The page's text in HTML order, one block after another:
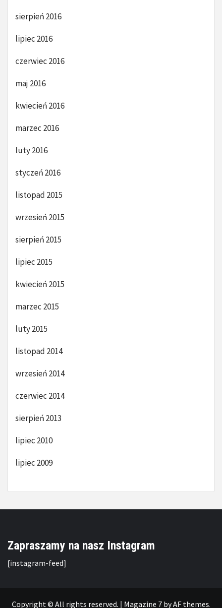
sierpień 2016
lipiec 2016
czerwiec 2016
maj 2016
kwiecień 2016
marzec 2016
luty 2016
styczeń 2016
listopad 2015
wrzesień 2015
sierpień 2015
lipiec 2015
kwiecień 2015
marzec 2015
luty 2015
listopad 2014
wrzesień 2014
czerwiec 2014
sierpień 2013
lipiec 2010
lipiec 2009
Zapraszamy na nasz Instagram
[instagram-feed]
Copyright © All rights reserved. | Magazine 7by AF themes.